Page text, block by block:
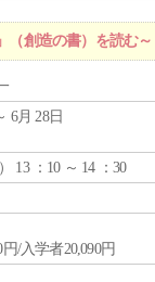
創造の書）を読む～
6月 28日
） 13 ：10 ～ 14 ：30
円/入学者20,090円